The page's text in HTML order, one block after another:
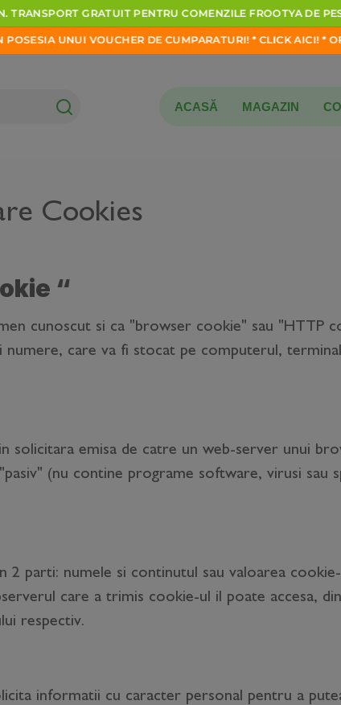
GRATUITPENTRUCOMENZILEFROOTYADEPESTE
UNUIVOUCHER DE CUMPARATURI!*CLICKAICI!*OFERTA
ACASĂ MAGAZIN
Cookies
“
cunoscut si ca "browser cookie" sau "HTTP
care va fi stocat pe computerul,
solicitara emisa de catre un web-server unui
(nu contine programe software, virusi sau
2 parti: numele si continutul sau valoarea
care a trimis cookie-ul il poate accesa,
respectiv.
informatii cu caracter personal pentru a